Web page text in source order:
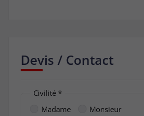
Devis / Contact
Civilité *
Madame
Monsieur